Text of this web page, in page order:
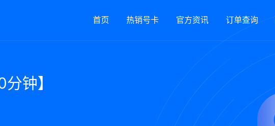
首页 热销号卡 官方资讯 订单查询
钟】